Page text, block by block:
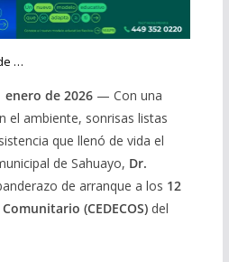
Congreso de Michoacán incorpora al Calendario Cívico la co…
de 2026— Con una
el ambiente, sonrisas listas
que llenó de vida el
de Sahuayo, Dr.
de arranque a los 12
(CEDECOS)del